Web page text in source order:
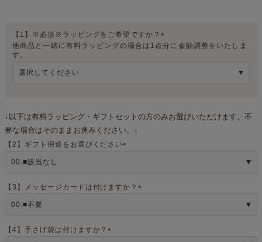
【1】※必須※ラッピングをご希望ですか？
(
他商品と一緒に有料ラッピングの場合は1点分に金額調整をいたしま
す。
↓以下は有料ラッピング・ギフトセットの方のみお選びいただけます。不
要な場合はそのままお進みください。↓
【2】ギフト用途をお選びください
)
【3】メッセージカードは付けますか？
【4】手さげ袋は付けますか？